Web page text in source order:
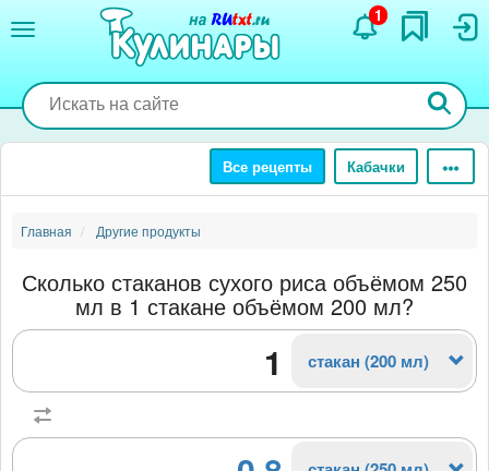
содержанию
1
Все рецепты Кабачки
Главная Другие продукты
Сколько стаканов сухого риса объёмом 250
мл в 1 стакане объёмом 200 мл?
стакан (200 мл)